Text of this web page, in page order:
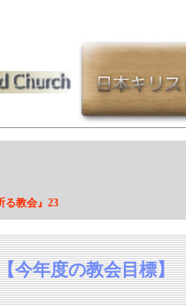
る教会』23
今年度の教会目標